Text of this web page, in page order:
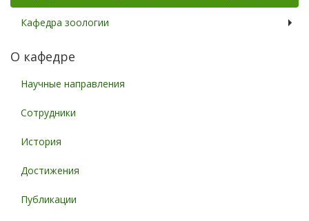
Кафедра зоологии
О кафедре
Научные направления
Сотрудники
История
Достижения
Публикации